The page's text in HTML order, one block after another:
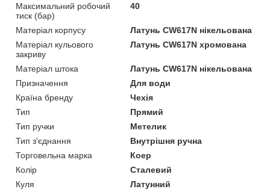
Максимальний робочий
тиск (бар)
40
Матеріал корпусу
Латунь CW617N нікельована
Матеріал кульового
закриву
Латунь CW617N хромована
Матеріал штока
Латунь CW617N нікельована
Призначення
Для води
Країна бренду
Чехія
Тип
Прямий
Тип ручки
Метелик
Тип з'єднання
Внутрішня ручна
Торговельна марка
Коеp
Колір
Сталевий
Куля
Латунний